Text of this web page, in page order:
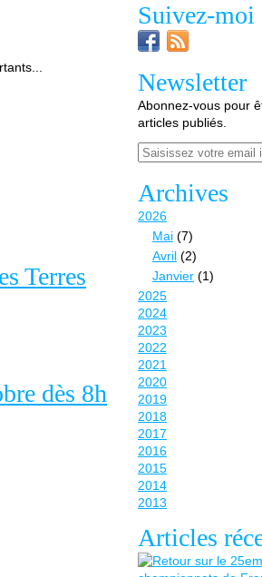
Terres
dès 8h
Suivez-moi
Newsletter
Abonnez-vous pour
articles publiés.
Email
Archives
2026
Mai (7)
Avril (2)
Janvier (1)
2025
2024
2023
2022
2021
2020
2019
2018
2017
2016
2015
2014
2013
Articles